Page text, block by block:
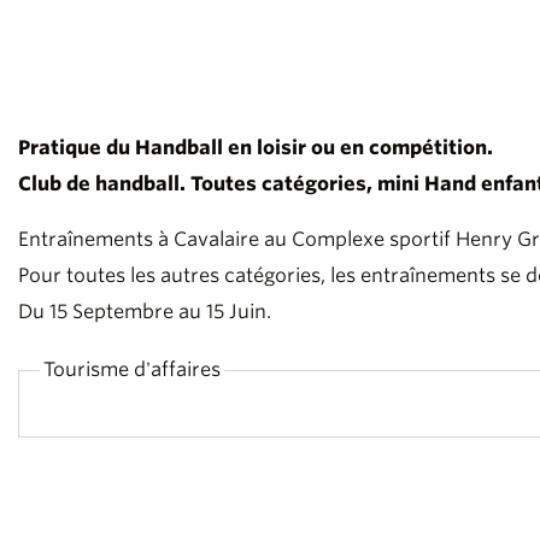
Pratique du Handball en loisir ou en compétition.
Club de handball. Toutes catégories, mini Hand
Entraînements à Cavalaire au Complexe sportif Henry
Pour toutes les autres catégories, les entraînements se
Du 15 Septembre au 15 Juin.
Tourisme d'affaires